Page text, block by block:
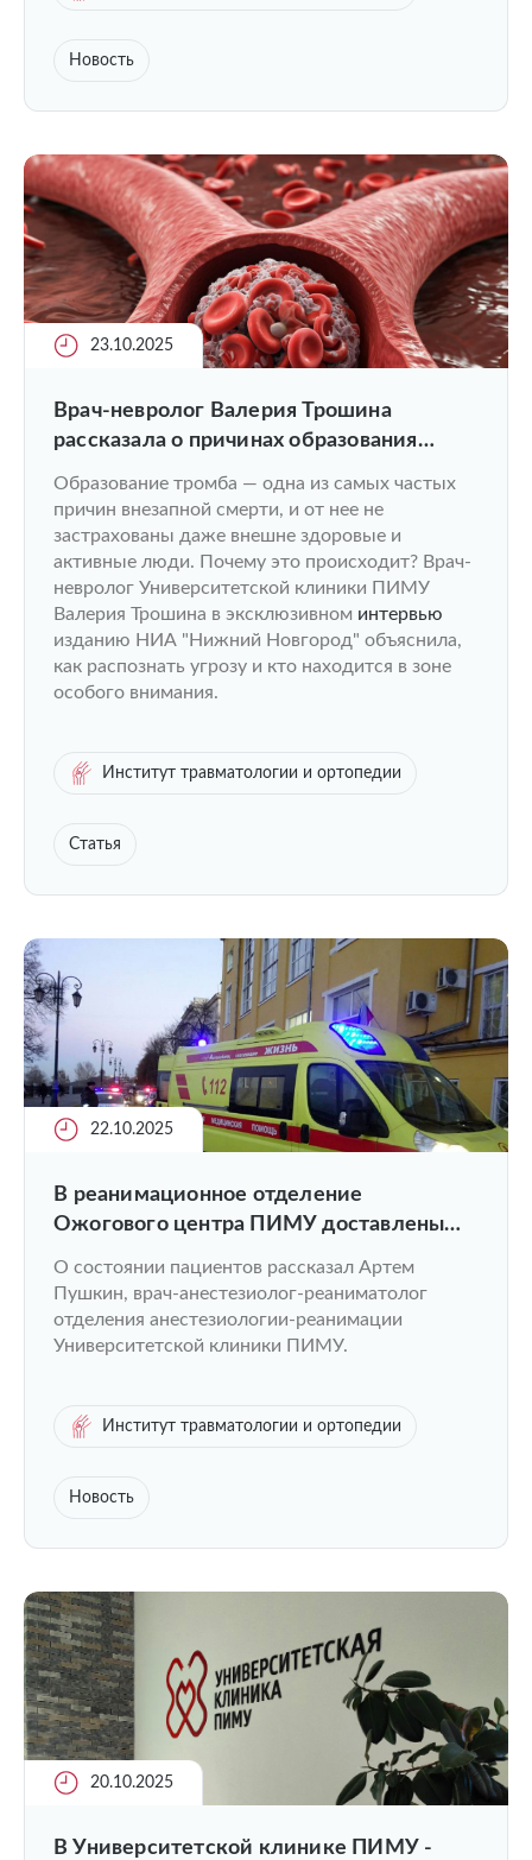
Новость
23.10.2025
Врач-невролог Валерия Трошина
рассказала о причинах образования
тромбов
Образование тромба — одна из самых частых
причин внезапной смерти, и от нее не
застрахованы даже внешне здоровые и
активные люди. Почему это происходит? Врач-
невролог Университетской клиники ПИМУ
Валерия Трошина в эксклюзивном интервью
изданию НИА "Нижний Новгород" объяснила,
как распознать угрозу и кто находится в зоне
особого внимания.
Институт травматологии и ортопедии
Статья
22.10.2025
️В реанимационное отделение
Ожогового центра ПИМУ доставлены
Воронежа и Ставрополя.
О состоянии пациентов рассказал Артем
Пушкин, врач-анестезиолог-реаниматолог
отделения анестезиологии-реанимации
Университетской клиники ПИМУ.
Институт травматологии и ортопедии
Новость
20.10.2025
В Университетской клинике ПИМУ -